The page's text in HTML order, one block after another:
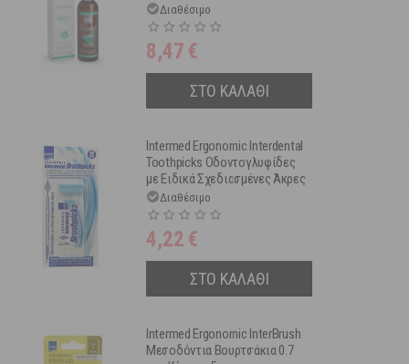
Διαθέσιμο
8,47 €
ΣΤΟ ΚΑΛΑΘΙ
Intermed Ergonomic Interdental
Toothpicks Οδοντογλυφίδες
με Ειδικά Σχεδιασμένες Άκρες
60 τμχ
Διαθέσιμο
4,22 €
ΣΤΟ ΚΑΛΑΘΙ
Intermed Ergonomic InterBrush
Μεσοδόντια Βουρτσάκια 0.7